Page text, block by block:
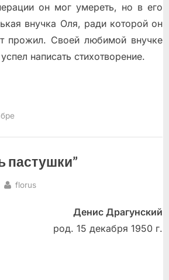
он мог умереть, но в его
внучка Оля, ради которой он
прожил. Своей любимой внучке
написать стихотворение.
пастушки”
By
florus
Денис Драгунский
род. 15 декабря 1950 г.